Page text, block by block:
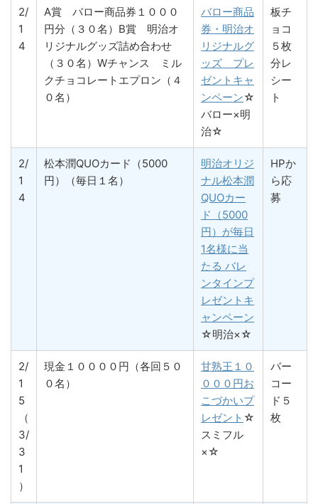
2/
1
4
A賞 バロー商品券１０００
円分（３０名）B賞 明治オ
リジナルグッズ詰め合わせ
（３０名）Wチャンス ミル
クチョコレートエプロン（４
０名）
バロー商品
券・明治オ
リジナルグ
ッズ プレ
ゼントキャ
ンペーン☆
バロー×明
治☆
板チ
ョコ
５枚
分レ
シー
ト
2/
1
4
松本潤QUOカード（5000
円）（毎日１名）
明治オリジ
ナル松本潤
QUOカー
ド（5000
円）が毎日
1名様に当
たる バレ
ンタインプ
レゼントキ
ャンペーン
☆明治×☆
HPか
ら応
募
2/
1
5
（
3/
3
1
）
現金１００００円（各回５０
０名）
甘熟王１０
０００円お
こづかいプ
レゼント ☆
スミフル
×☆
バー
コー
ド５
枚